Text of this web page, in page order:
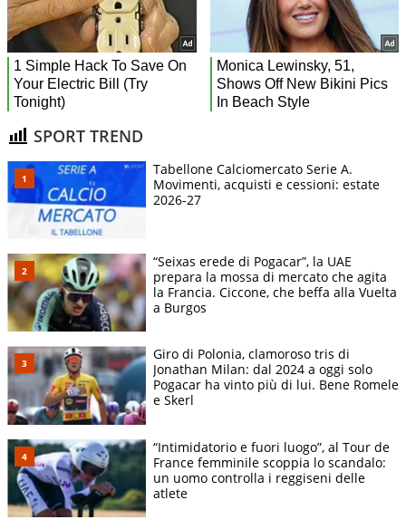
SPORT TREND
Tabellone Calciomercato Serie A.
Movimenti, acquisti e cessioni: estate
2026-27
“Seixas erede di Pogacar”, la UAE
prepara la mossa di mercato che agita
la Francia. Ciccone, che beffa alla Vuelta
a Burgos
Giro di Polonia, clamoroso tris di
Jonathan Milan: dal 2024 a oggi solo
Pogacar ha vinto più di lui. Bene Romele
e Skerl
“Intimidatorio e fuori luogo”, al Tour de
France femminile scoppia lo scandalo:
un uomo controlla i reggiseni delle
atlete